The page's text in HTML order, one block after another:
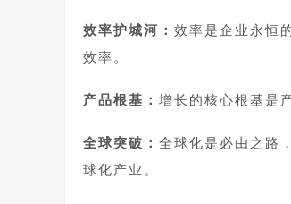
效率护城河： 效率是企业永恒
效率。
产品根基： 增长的核心根基是
全球突破： 全球化是必由之路
球化产业。